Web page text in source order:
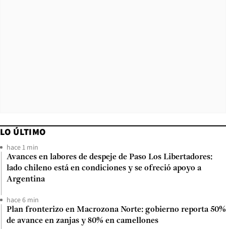
LO ÚLTIMO
hace 1 min
Avances en labores de despeje de Paso Los Libertadores:
lado chileno está en condiciones y se ofreció apoyo a
Argentina
hace 6 min
Plan fronterizo en Macrozona Norte: gobierno reporta 50%
de avance en zanjas y 80% en camellones